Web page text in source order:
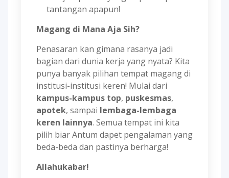
tantangan apapun!
Magang di Mana Aja Sih?
Penasaran kan gimana rasanya jadi
bagian dari dunia kerja yang nyata? Kita
punya banyak pilihan tempat magang di
institusi-institusi keren! Mulai dari
kampus-kampus top, puskesmas,
apotek, sampai lembaga-lembaga
keren lainnya. Semua tempat ini kita
pilih biar Antum dapet pengalaman yang
beda-beda dan pastinya berharga!
Allahukabar!